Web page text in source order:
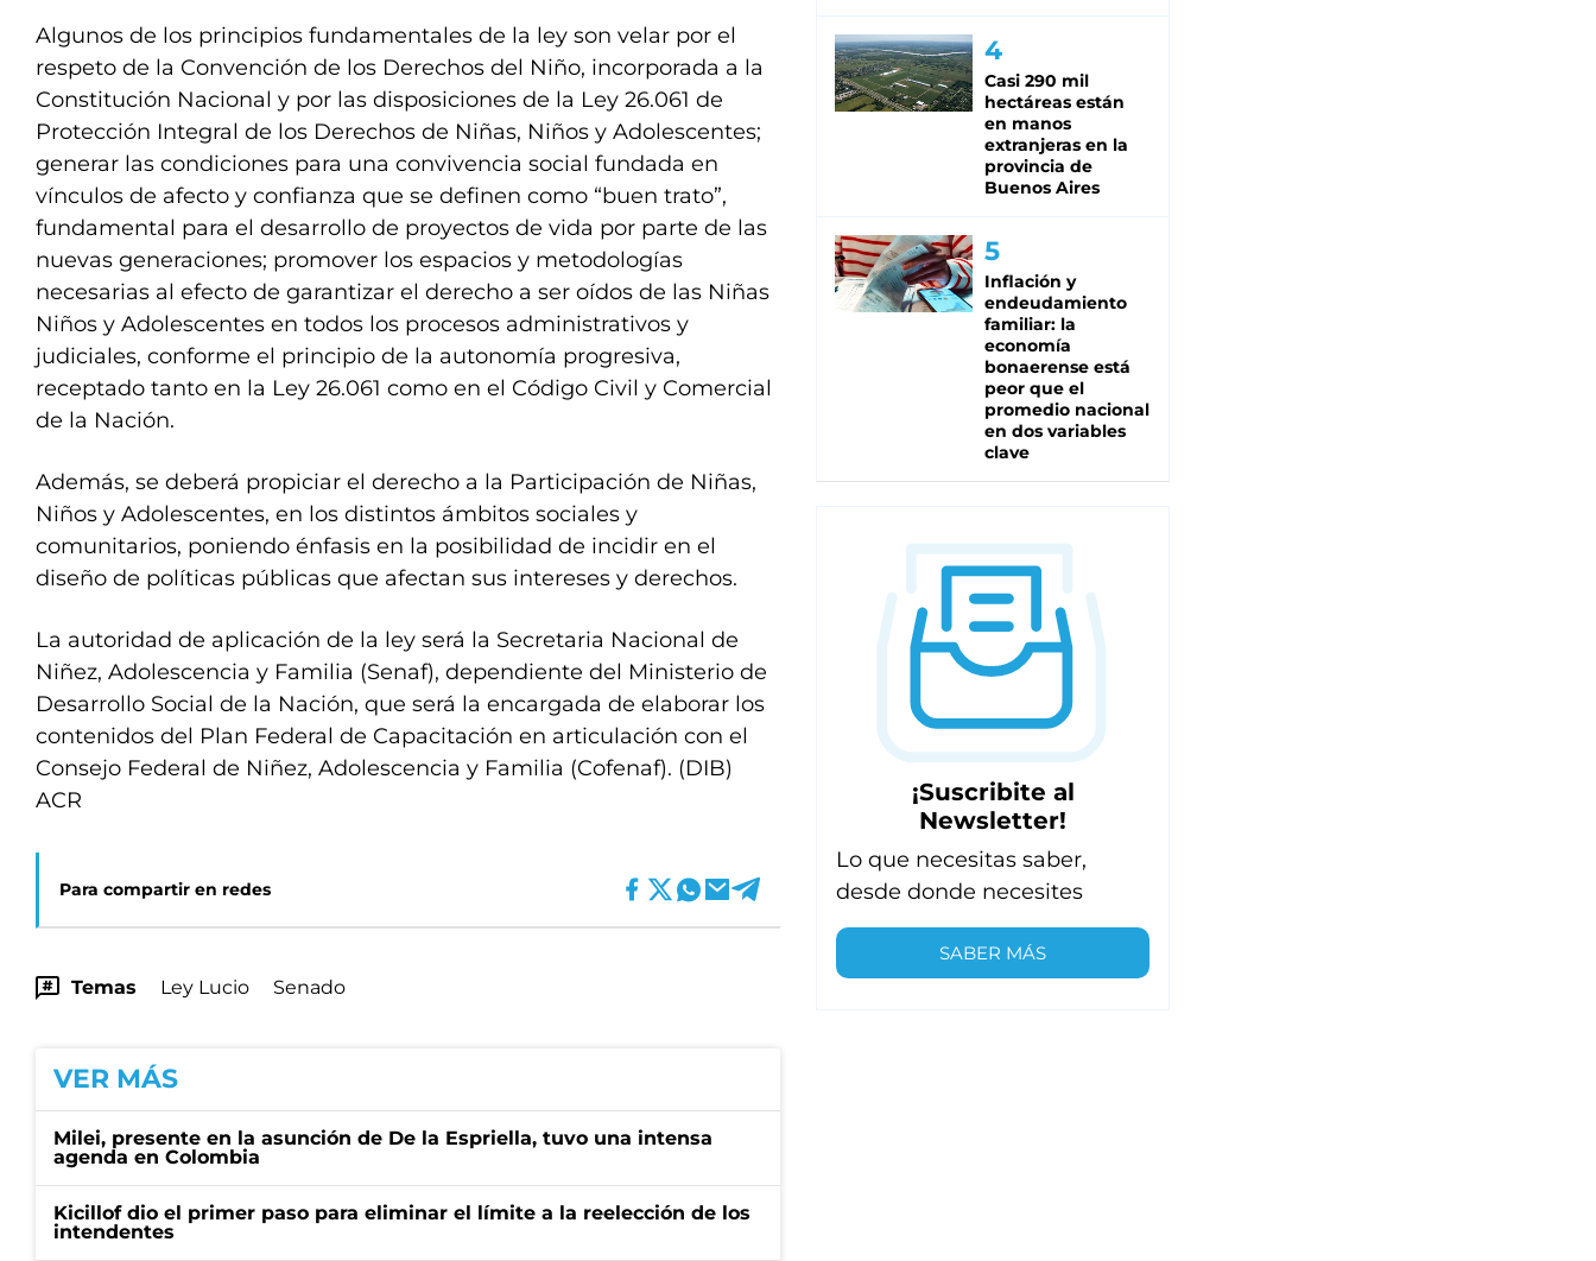
Algunos de los principios fundamentales de la ley son velar por el
respeto de la Convención de los Derechos del Niño, incorporada a la
Constitución Nacional y por las disposiciones de la Ley 26.061 de
Protección Integral de los Derechos de Niñas, Niños y Adolescentes;
generar las condiciones para una convivencia social fundada en
vínculos de afecto y confianza que se definen como “buen trato”,
fundamental para el desarrollo de proyectos de vida por parte de las
nuevas generaciones; promover los espacios y metodologías
necesarias al efecto de garantizar el derecho a ser oídos de las Niñas
Niños y Adolescentes en todos los procesos administrativos y
judiciales, conforme el principio de la autonomía progresiva,
receptado tanto en la Ley 26.061 como en el Código Civil y Comercial
de la Nación.
Además, se deberá propiciar el derecho a la Participación de Niñas,
Niños y Adolescentes, en los distintos ámbitos sociales y
comunitarios, poniendo énfasis en la posibilidad de incidir en el
diseño de políticas públicas que afectan sus intereses y derechos.
La autoridad de aplicación de la ley será la Secretaria Nacional de
Niñez, Adolescencia y Familia (Senaf), dependiente del Ministerio de
Desarrollo Social de la Nación, que será la encargada de elaborar los
contenidos del Plan Federal de Capacitación en articulación con el
Consejo Federal de Niñez, Adolescencia y Familia (Cofenaf). (DIB)
ACR
Para compartir en redes
Temas Ley Lucio Senado
VER MÁS
Milei, presente en la asunción de De la Espriella, tuvo una intensa
agenda en Colombia
Kicillof dio el primer paso para eliminar el límite a la reelección de los
intendentes
Casi 290 mil
hectáreas están
en manos
extranjeras en la
provincia de
Buenos Aires
Inflación y
endeudamiento
familiar: la
economía
bonaerense está
peor que el
promedio nacional
en dos variables
clave
¡Suscribite al
Newsletter!
Lo que necesitas saber,
desde donde necesites
SABER MÁS